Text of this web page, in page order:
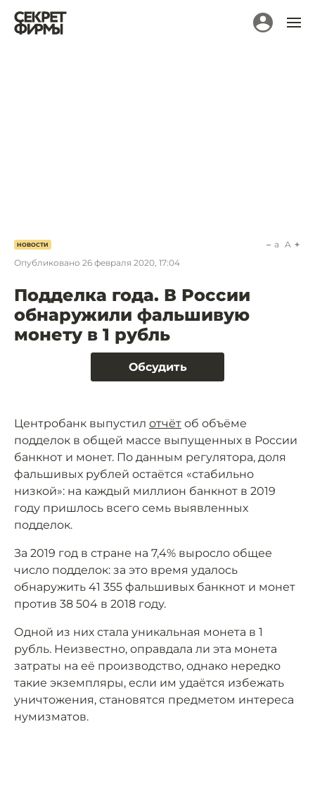
НОВОСТИ
Опубликовано 26 февраля 2020, 17:04
a A
Подделка года. В России
обнаружили фальшивую
монету в 1 рубль
Обсудить
Центробанк выпустил отчёт об объёме
подделок в общей массе выпущенных в России
банкнот и монет. По данным регулятора, доля
фальшивых рублей остаётся «стабильно
низкой»: на каждый миллион банкнот в 2019
году пришлось всего семь выявленных
подделок.
За 2019 год в стране на 7,4% выросло общее
число подделок: за это время удалось
обнаружить 41 355 фальшивых банкнот и монет
против 38 504 в 2018 году.
Одной из них стала уникальная монета в 1
рубль. Неизвестно, оправдала ли эта монета
затраты на её производство, однако нередко
такие экземпляры, если им удаётся избежать
уничтожения, становятся предметом интереса
нумизматов.